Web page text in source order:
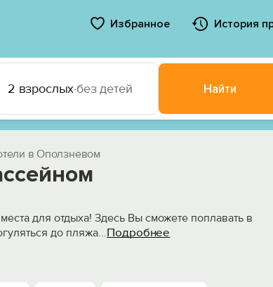
Избранное История
2 взрослых·без детей Найти
в Оползневом
для отдыха! Здесь Вы сможете поплавать в
до пляжа...Подробнее